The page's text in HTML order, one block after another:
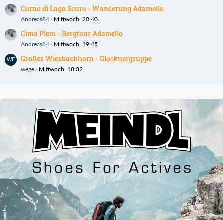
Corno di Lago Scuro - Wanderung Adamello
Andreas84 Mittwoch, 20:40
Cima Plem - Bergtour Adamello
Andreas84 Mittwoch, 19:45
Großes Wiesbachhorn - Glocknergruppe
wege Mittwoch, 18:32